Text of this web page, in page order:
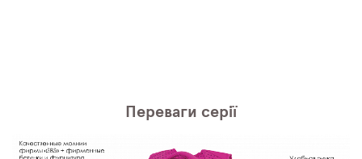
Переваги серії